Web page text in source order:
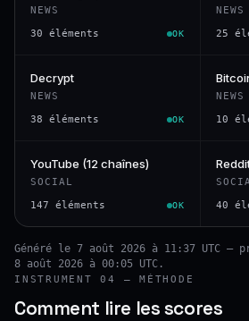
NEWS
30 éléments OK
NEWS
25
Decrypt
NEWS
38 éléments OK
NEWS
10
YouTube (12 chaînes)
SOCIAL
147 éléments OK 40
Généré le 7 août 2026 à 11:37 UTC —
8 août 2026 à 00:05 UTC.
INSTRUMENT 04 — MÉTHODE
Comment lire les scores